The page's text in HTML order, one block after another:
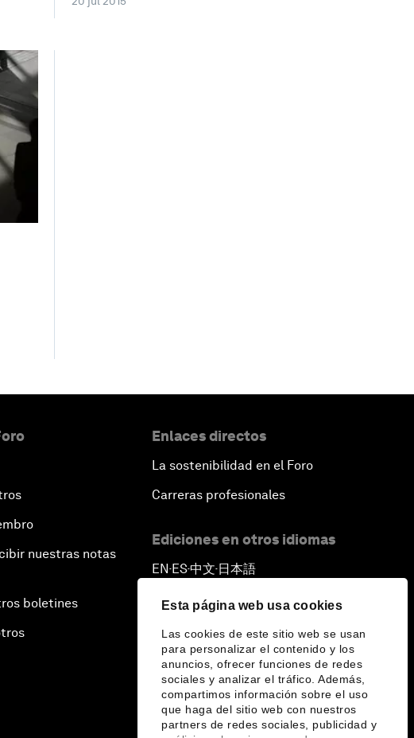
Esta página web usa cookies
Las cookies de este sitio web se usan
para personalizar el contenido y los
anuncios, ofrecer funciones de redes
sociales y analizar el tráfico. Además,
compartimos información sobre el uso
que haga del sitio web con nuestros
partners de redes sociales, publicidad y
nuestras notas
boletines
Enlaces directos
La sostenibilidad en el Foro
Carreras profesionales
Ediciones en otros idiomas
EN ▪ ES▪中文▪ 日本語